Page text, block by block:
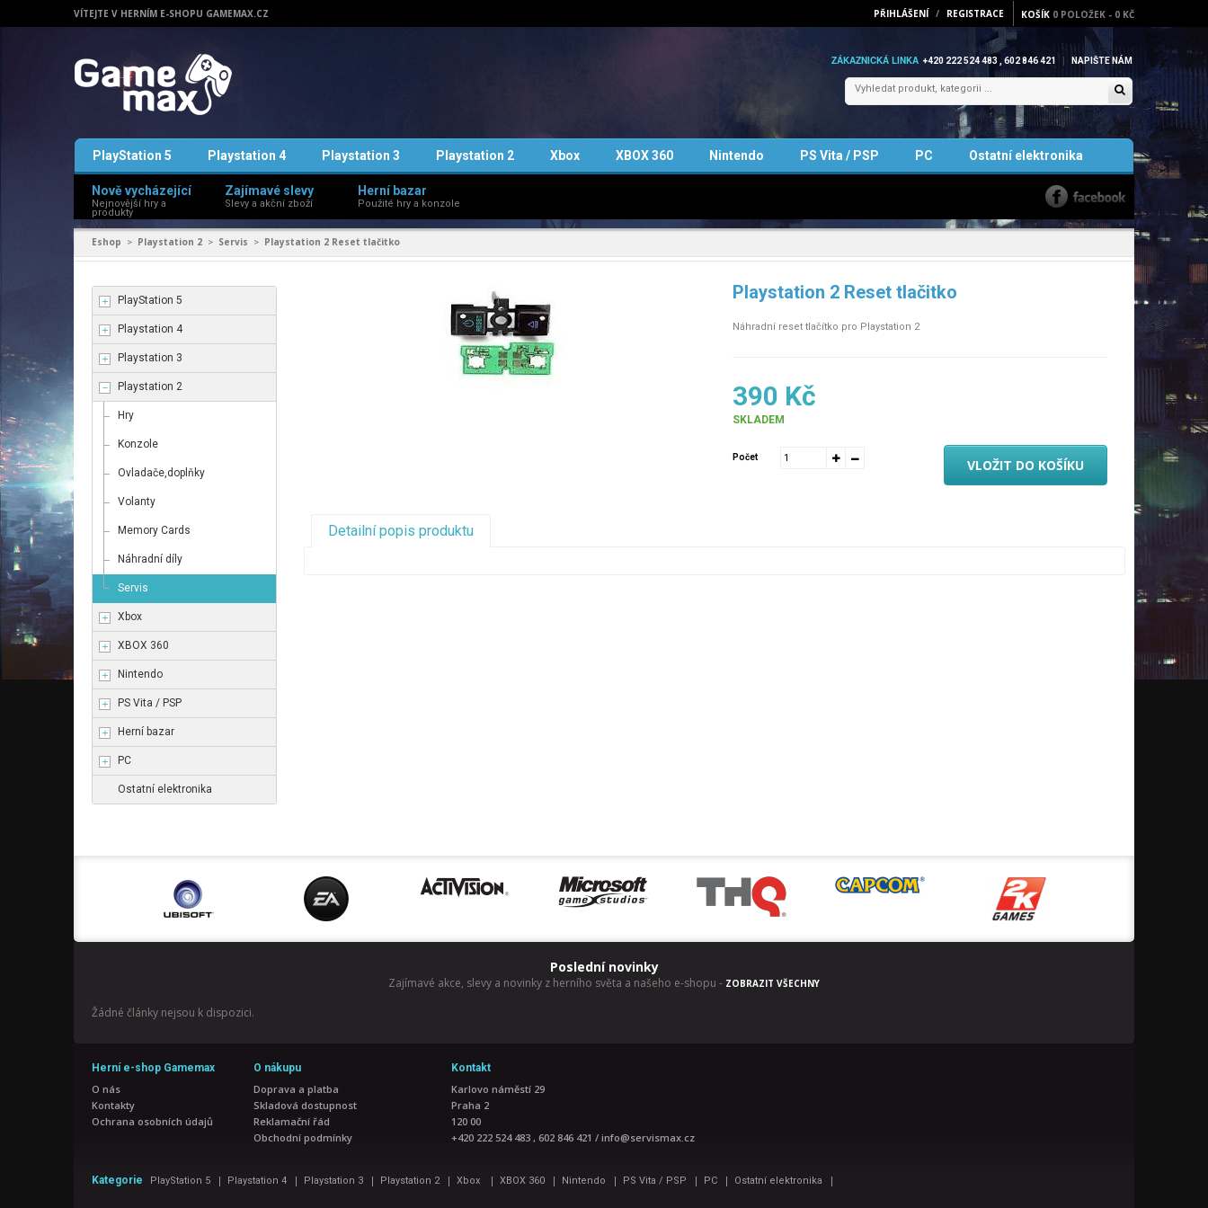
VÍTEJTE V HERNÍM E-SHOPU GAMEMAX.CZ PŘIHLÁŠENÍ / REGISTRACE KOŠÍK 0 POLOŽEK - 0 KČ
ZÁKAZNICKÁ LINKA +420 222 524 483 , 602 846 421 NAPIŠTE NÁM
PlayStation 5 Playstation 4 Playstation 3 Playstation 2 Xbox XBOX 360 Nintendo PS Vita / PSP PC Ostatní elektronika
Nově vycházející
Nejnovější hry a
produkty
Zajímavé slevy
Slevy a akční zboží
Herní bazar
Použité hry a konzole
Eshop > Playstation 2 > Servis > Playstation 2 Reset tlačitko
PlayStation 5
Playstation 4
Playstation 3
Playstation 2
Hry
Konzole
Ovladače,doplňky
Volanty
Memory Cards
Náhradní díly
Servis
Xbox
XBOX 360
Nintendo
PS Vita / PSP
Herní bazar
PC
Ostatní elektronika
Playstation 2 Reset tlačitko
Náhradní reset tlačítko pro Playstation 2
390 Kč
SKLADEM
Počet VLOŽIT DO KOŠÍKU
Detailní popis produktu
Poslední novinky
Zajímavé akce, slevy a novinky z herního světa a našeho e-shopu - ZOBRAZIT VŠECHNY
Žádné články nejsou k dispozici.
Herní e-shop Gamemax
O nás
Kontakty
Ochrana osobních údajů
O nákupu
Doprava a platba
Skladová dostupnost
Reklamační řád
Obchodní podmínky
Kontakt
Karlovo náměstí 29
Praha 2
120 00
+420 222 524 483 , 602 846 421 / info@servismax.cz
Kategorie PlayStation 5 | Playstation 4 | Playstation 3 | Playstation 2 | Xbox | XBOX 360 | Nintendo | PS Vita / PSP | PC | Ostatní elektronika |